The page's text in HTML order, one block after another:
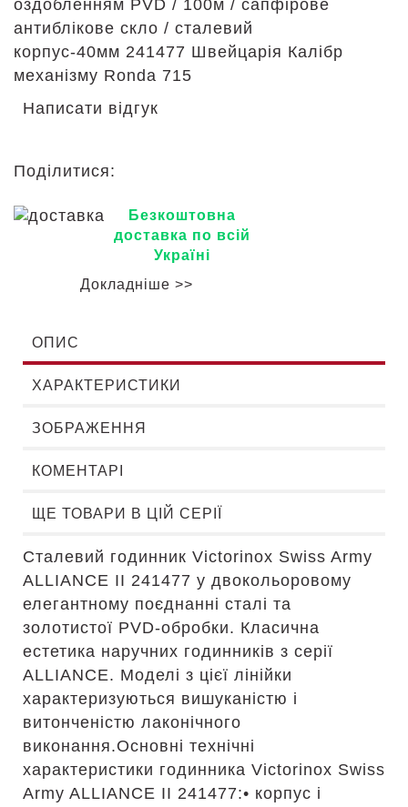
оздобленням PVD / 100м / сапфірове
антиблікове скло / сталевий
корпус-40мм 241477 Швейцарія Калібр
механізму Ronda 715
Написати відгук
Поділитися:
Безкоштовна
доставка по всій
Україні
Докладніше >>
ОПИС
ХАРАКТЕРИСТИКИ
ЗОБРАЖЕННЯ
КОМЕНТАРІ
ЩЕ ТОВАРИ В ЦІЙ СЕРІЇ
Сталевий годинник Victorinox Swiss Army
ALLIANCE II 241477 у двокольоровому
елегантному поєднанні сталі та
золотистої PVD-обробки. Класична
естетика наручних годинників з серії
ALLIANCE. Моделі з цієї лінійки
характеризуються вишуканістю і
витонченістю лаконічного
виконання.Основні технічні
характеристики годинника Victorinox Swiss
Army ALLIANCE II 241477:• корпус і